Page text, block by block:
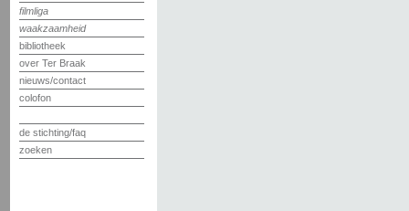
filmliga
waakzaamheid
bibliotheek
over Ter Braak
nieuws/contact
colofon
de stichting/faq
zoeken